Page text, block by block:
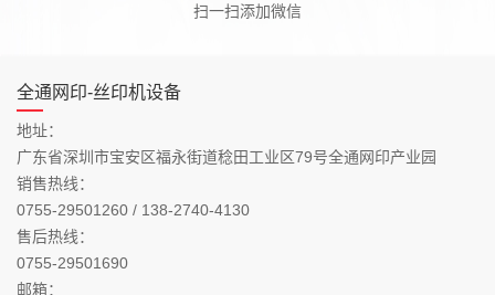
扫一扫添加微信
全通网印-丝印机设备
地址：
广东省深圳市宝安区福永街道稔田工业区79号全通网印产业园
销售热线：
0755-29501260 / 138-2740-4130
售后热线：
0755-29501690
邮箱：